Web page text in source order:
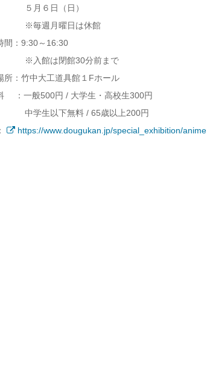
５月６日（日）
※毎週月曜日は休館
間：9:30～16:30
※入館は閉館30分前まで
所：竹中大工道具館１Fホール
：一般500円 / 大学生・高校生300円
中学生以下無料 / 65歳以上200円
https://www.dougukan.jp/special_exhibition/anime